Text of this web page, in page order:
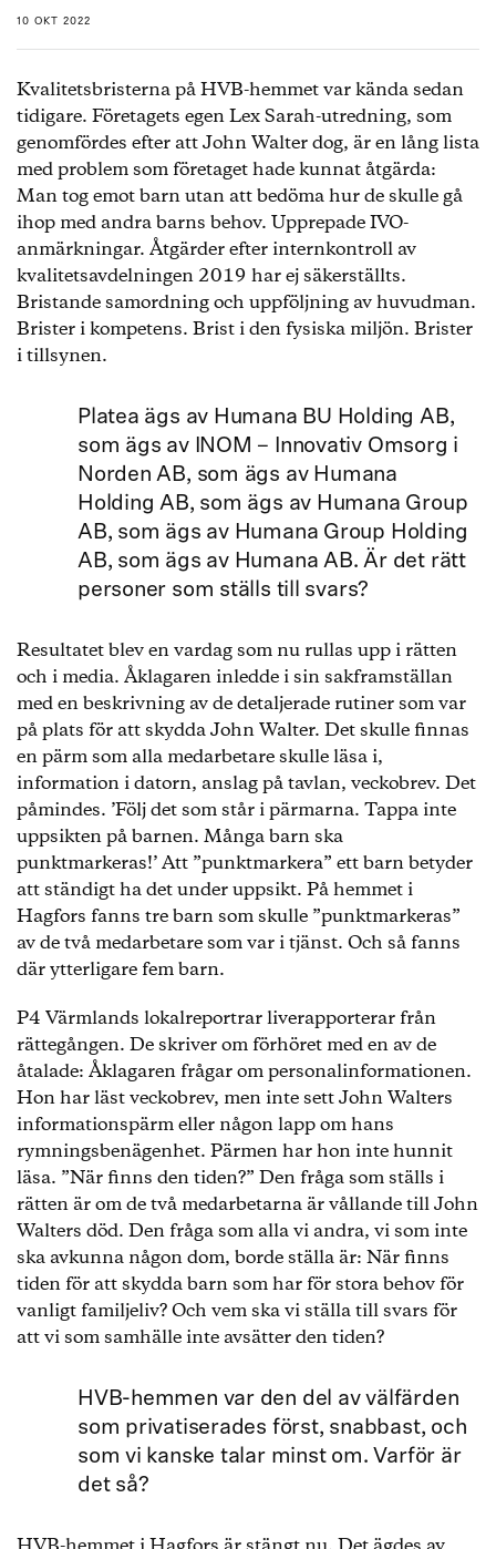
10 OKT 2022
Kvalitetsbristerna på HVB-hemmet var kända sedan
tidigare. Företagets egen Lex Sarah-utredning, som
genomfördes efter att John Walter dog, är en lång lista
med problem som företaget hade kunnat åtgärda:
Man tog emot barn utan att bedöma hur de skulle gå
ihop med andra barns behov. Upprepade IVO-
anmärkningar. Åtgärder efter internkontroll av
kvalitetsavdelningen 2019 har ej säkerställts.
Bristande samordning och uppföljning av huvudman.
Brister i kompetens. Brist i den fysiska miljön. Brister
i tillsynen.
Platea ägs av Humana BU Holding AB,
som ägs av INOM – Innovativ Omsorg i
Norden AB, som ägs av Humana
Holding AB, som ägs av Humana Group
AB, som ägs av Humana Group Holding
AB, som ägs av Humana AB. Är det rätt
personer som ställs till svars?
Resultatet blev en vardag som nu rullas upp i rätten
och i media. Åklagaren inledde i sin sakframställan
med en beskrivning av de detaljerade rutiner som var
på plats för att skydda John Walter. Det skulle finnas
en pärm som alla medarbetare skulle läsa i,
information i datorn, anslag på tavlan, veckobrev. Det
påmindes. ’Följ det som står i pärmarna. Tappa inte
uppsikten på barnen. Många barn ska
punktmarkeras!’ Att ”punktmarkera” ett barn betyder
att ständigt ha det under uppsikt. På hemmet i
Hagfors fanns tre barn som skulle ”punktmarkeras”
av de två medarbetare som var i tjänst. Och så fanns
där ytterligare fem barn.
P4 Värmlands lokalreportrar liverapporterar från
rättegången. De skriver om förhöret med en av de
åtalade: Åklagaren frågar om personalinformationen.
Hon har läst veckobrev, men inte sett John Walters
informationspärm eller någon lapp om hans
rymningsbenägenhet. Pärmen har hon inte hunnit
läsa. ”När finns den tiden?” Den fråga som ställs i
rätten är om de två medarbetarna är vållande till John
Walters död. Den fråga som alla vi andra, vi som inte
ska avkunna någon dom, borde ställa är: När finns
tiden för att skydda barn som har för stora behov för
vanligt familjeliv? Och vem ska vi ställa till svars för
att vi som samhälle inte avsätter den tiden?
HVB-hemmen var den del av välfärden
som privatiserades först, snabbast, och
som vi kanske talar minst om. Varför är
det så?